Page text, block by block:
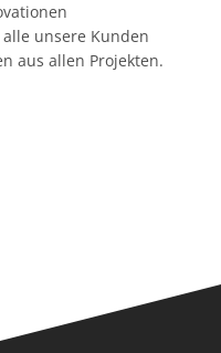
unsere Kunden
aus allen Projekten.